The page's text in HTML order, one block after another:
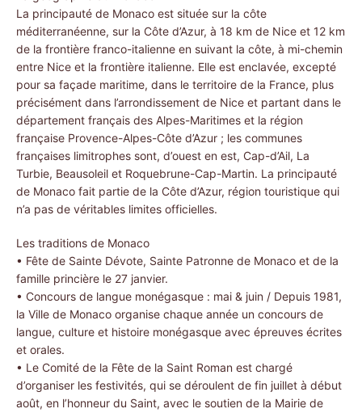
La principauté de Monaco est située sur la côte
méditerranéenne, sur la Côte d’Azur, à 18 km de Nice et 12 km
de la frontière franco-italienne en suivant la côte, à mi-chemin
entre Nice et la frontière italienne. Elle est enclavée, excepté
pour sa façade maritime, dans le territoire de la France, plus
précisément dans l’arrondissement de Nice et partant dans le
département français des Alpes-Maritimes et la région
française Provence-Alpes-Côte d’Azur ; les communes
françaises limitrophes sont, d’ouest en est, Cap-d’Ail, La
Turbie, Beausoleil et Roquebrune-Cap-Martin. La principauté
de Monaco fait partie de la Côte d’Azur, région touristique qui
n’a pas de véritables limites officielles.
Les traditions de Monaco
• Fête de Sainte Dévote, Sainte Patronne de Monaco et de la
famille princière le 27 janvier.
• Concours de langue monégasque : mai & juin / Depuis 1981,
la Ville de Monaco organise chaque année un concours de
langue, culture et histoire monégasque avec épreuves écrites
et orales.
• Le Comité de la Fête de la Saint Roman est chargé
d’organiser les festivités, qui se déroulent de fin juillet à début
août, en l’honneur du Saint, avec le soutien de la Mairie de